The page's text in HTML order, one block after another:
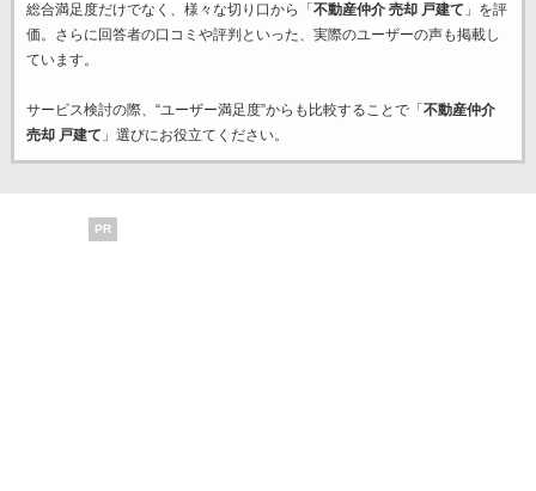
総合満足度だけでなく、様々な切り口から「 不動産仲介 売却 戸建て 」を評
価。さらに回答者の口コミや評判といった、実際のユーザーの声も掲載し
ています。
サービス検討の際、“ユーザー満足度”からも比較することで「 不動産仲介
売却 戸建て 」選びにお役立てください。
PR